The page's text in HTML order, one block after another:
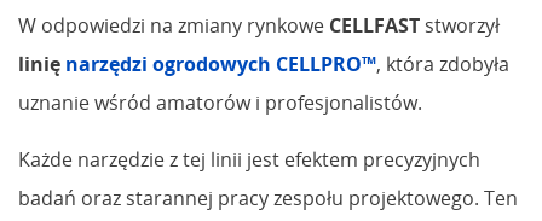
W odpowiedzi na zmiany rynkowe CELLFAST stworzył
linię narzędzi ogrodowych CELLPRO™, która zdobyła
uznanie wśród amatorów i profesjonalistów.
Każde narzędzie z tej linii jest efektem precyzyjnych
badań oraz starannej pracy zespołu projektowego. Ten